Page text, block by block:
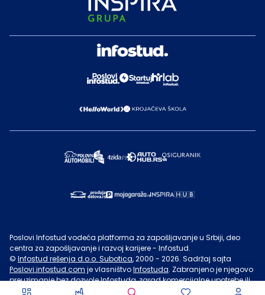
Poslovi Infostud vodeća platforma za zapošljavanje u Srbiji, deo
centra za zapošljavanje i razvoj karijere - Infostud.
© Infostud rešenja d.o.o. Subotica, 2000 - 2026. Sadržaj sajta
Poslovi.infostud.com je vlasništvoInfostuda. Zabranjeno je njegovo
preuzimanje bez dozvoleInfostuda, zarad komercijalne upotrebe ili
u druge svrhe, osim za lične potrebe posetilaca sajta.